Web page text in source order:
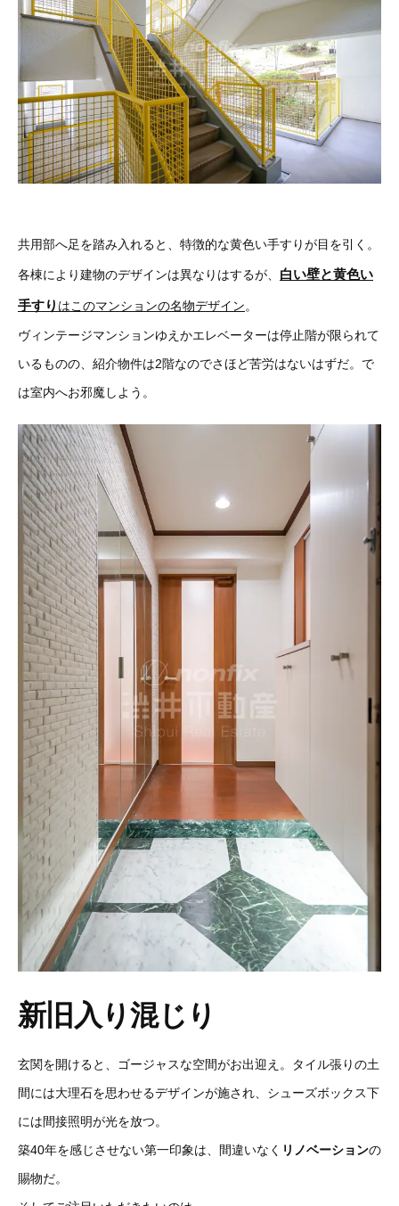
共用部へ足を踏み入れると、特徴的な黄色い手すりが目を引く。
各棟により建物のデザインは異なりはするが、 白い壁と黄色い
手すり はこのマンションの名物デザイン。
ヴィンテージマンションゆえかエレベーターは停止階が限られて
いるものの、紹介物件は2階なのでさほど苦労はないはずだ。で
は室内へお邪魔しよう。
新旧入り混じり
玄関を開けると、ゴージャスな空間がお出迎え。タイル張りの土
間には大理石を思わせるデザインが施され、シューズボックス下
には間接照明が光を放つ。
築40年を感じさせない第一印象は、間違いなく リノベーションの
賜物だ。